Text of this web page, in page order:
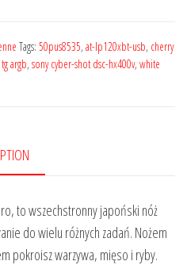
Tags: 50pus8535, at-lp120xbt-usb, cherry
argb, sony cyber-shot dsc-hx400v, white
to wszechstronny japoński nóż
do wielu różnych zadań. Nożem
pokroisz warzywa, mięso i ryby.